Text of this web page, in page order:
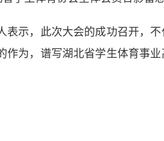
示，此次大会的成功召开，不
作为，谱写湖北省学生体育事